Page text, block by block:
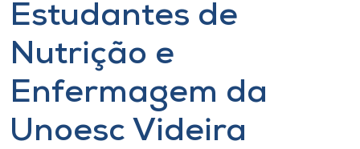
Pesquisa
Atendimento ao Estudante
Portal de Ensino
Estudantes de
Nutrição e
Enfermagem da
Unoesc Videira